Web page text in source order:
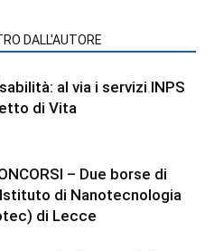
DALL'AUTORE
al via i servizi INPS
di Vita
– Due borse di
di Nanotecnologia
di Lecce